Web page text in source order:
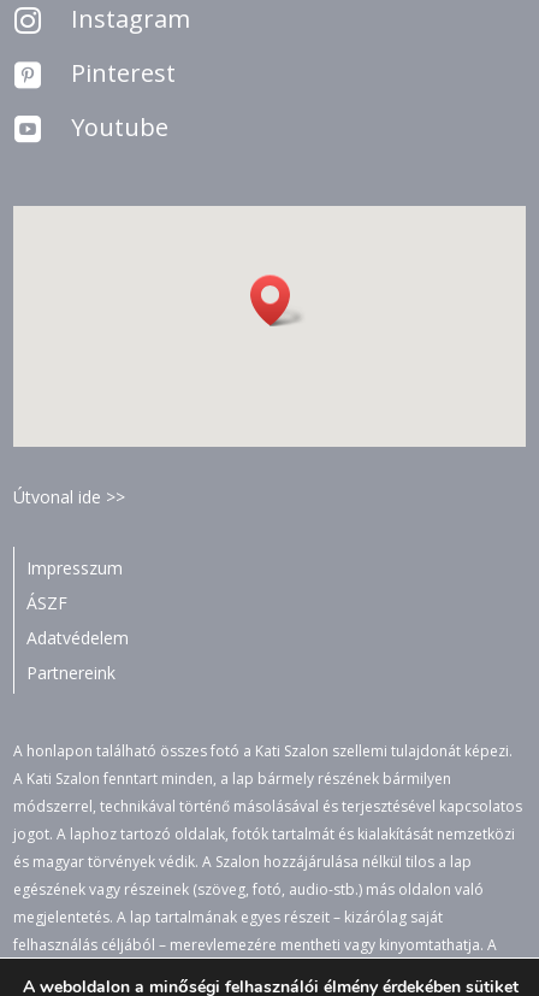
 Instagram
 Pinterest
 Youtube
Útvonal ide >>
Impresszum
ÁSZF
Adatvédelem
Partnereink
A honlapon található összes fotó a Kati Szalon szellemi tulajdonát képezi.
A Kati Szalon fenntart minden, a lap bármely részének bármilyen
módszerrel, technikával történő másolásával és terjesztésével kapcsolatos
jogot. A laphoz tartozó oldalak, fotók tartalmát és kialakítását nemzetközi
és magyar törvények védik. A Szalon hozzájárulása nélkül tilos a lap
egészének vagy részeinek (szöveg, fotó, audio-stb.) más oldalon való
megjelentetés. A lap tartalmának egyes részeit – kizárólag saját
felhasználás céljából – merevlemezére mentheti vagy kinyomtathatja. A
A weboldalon a minőségi felhasználói élmény érdekében sütiket